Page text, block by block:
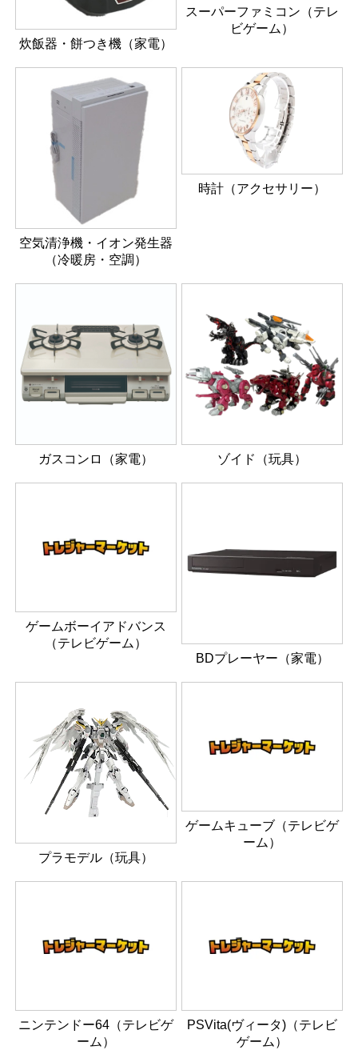
炊飯器・餅つき機（家電）
スーパーファミコン（テレ
ビゲーム）
空気清浄機・イオン発生器
（冷暖房・空調）
時計（アクセサリー）
ガスコンロ（家電） ゾイド（玩具）
ゲームボーイアドバンス
（テレビゲーム）
BDプレーヤー（家電）
プラモデル（玩具）
ゲームキューブ（テレビゲ
ーム）
ニンテンドー64（テレビゲ
ーム）
PSVita(ヴィータ)（テレビ
ゲーム）